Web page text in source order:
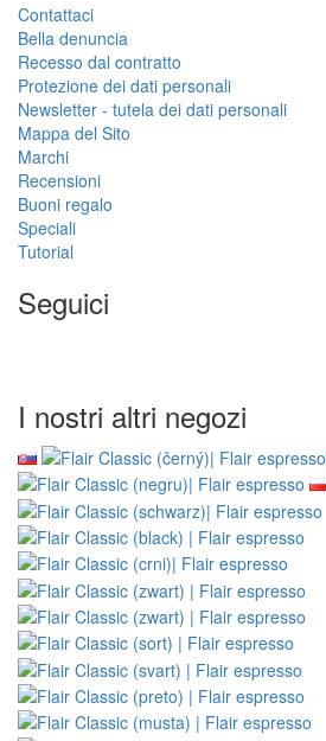
Contattaci
Bella denuncia
Recesso dal contratto
Protezione dei dati personali
Newsletter - tutela dei dati personali
Mappa del Sito
Marchi
Recensioni
Buoni regalo
Speciali
Tutorial
Seguici
I nostri altri negozi